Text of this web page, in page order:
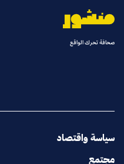
صحافة تحرك الواقع
سياسة واقتصاد
مجتمع